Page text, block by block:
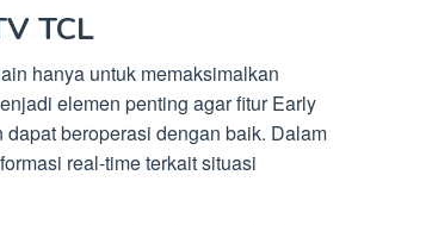
TCL
hanya untuk memaksimalkan
elemen penting agar fitur Early
beroperasi dengan baik. Dalam
real-time terkait situasi